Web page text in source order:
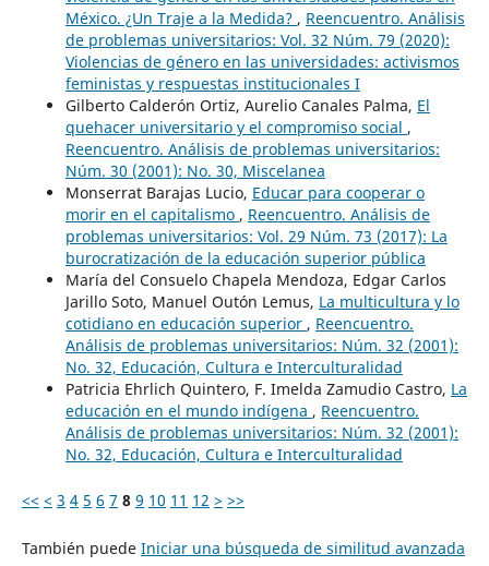
México. ¿Un Traje a la Medida? , Reencuentro. Análisis
de problemas universitarios: Vol. 32 Núm. 79 (2020):
Violencias de género en las universidades: activismos
feministas y respuestas institucionales I
Gilberto Calderón Ortiz, Aurelio Canales Palma, El
quehacer universitario y el compromiso social ,
Reencuentro. Análisis de problemas universitarios:
Núm. 30 (2001): No. 30, Miscelanea
Monserrat Barajas Lucio, Educar para cooperar o
morir en el capitalismo , Reencuentro. Análisis de
problemas universitarios: Vol. 29 Núm. 73 (2017): La
burocratización de la educación superior pública
María del Consuelo Chapela Mendoza, Edgar Carlos
Jarillo Soto, Manuel Outón Lemus, La multicultura y lo
cotidiano en educación superior , Reencuentro.
Análisis de problemas universitarios: Núm. 32 (2001):
No. 32, Educación, Cultura e Interculturalidad
Patricia Ehrlich Quintero, F. Imelda Zamudio Castro, La
educación en el mundo indígena , Reencuentro.
Análisis de problemas universitarios: Núm. 32 (2001):
No. 32, Educación, Cultura e Interculturalidad
<< < 3 4 5 6 7 8 9 10 11 12 > >>
También puede Iniciar una búsqueda de similitud avanzada